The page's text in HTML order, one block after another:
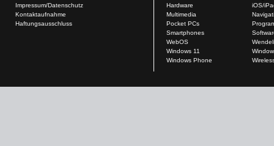
Impressum/Datenschutz
Kontaktaufnahme
Haftungsausschluss
Hardware
iOS/
Multimedia
Pocket PCs
Smartphones
WebOS
Windows 11
Windows Phone